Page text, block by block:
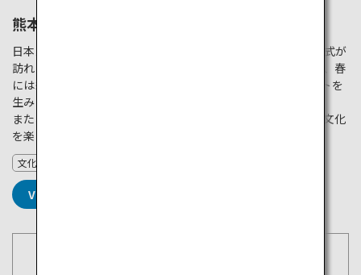
熊本城
日本三名城の一つとして知られ、堅固な構造と美しい建築様式が
訪れる人々を魅了します。広大な敷地内には桜の名所も多く、春
には約800本の桜が咲き誇り、城の黒壁と見事なコントラストを
生み出します。
また、「熊本城ミュージアムわくわく座」は熊本城の歴史と文化
を楽しく学べるスポットとして人気です。
文化
VIEW DETAILS